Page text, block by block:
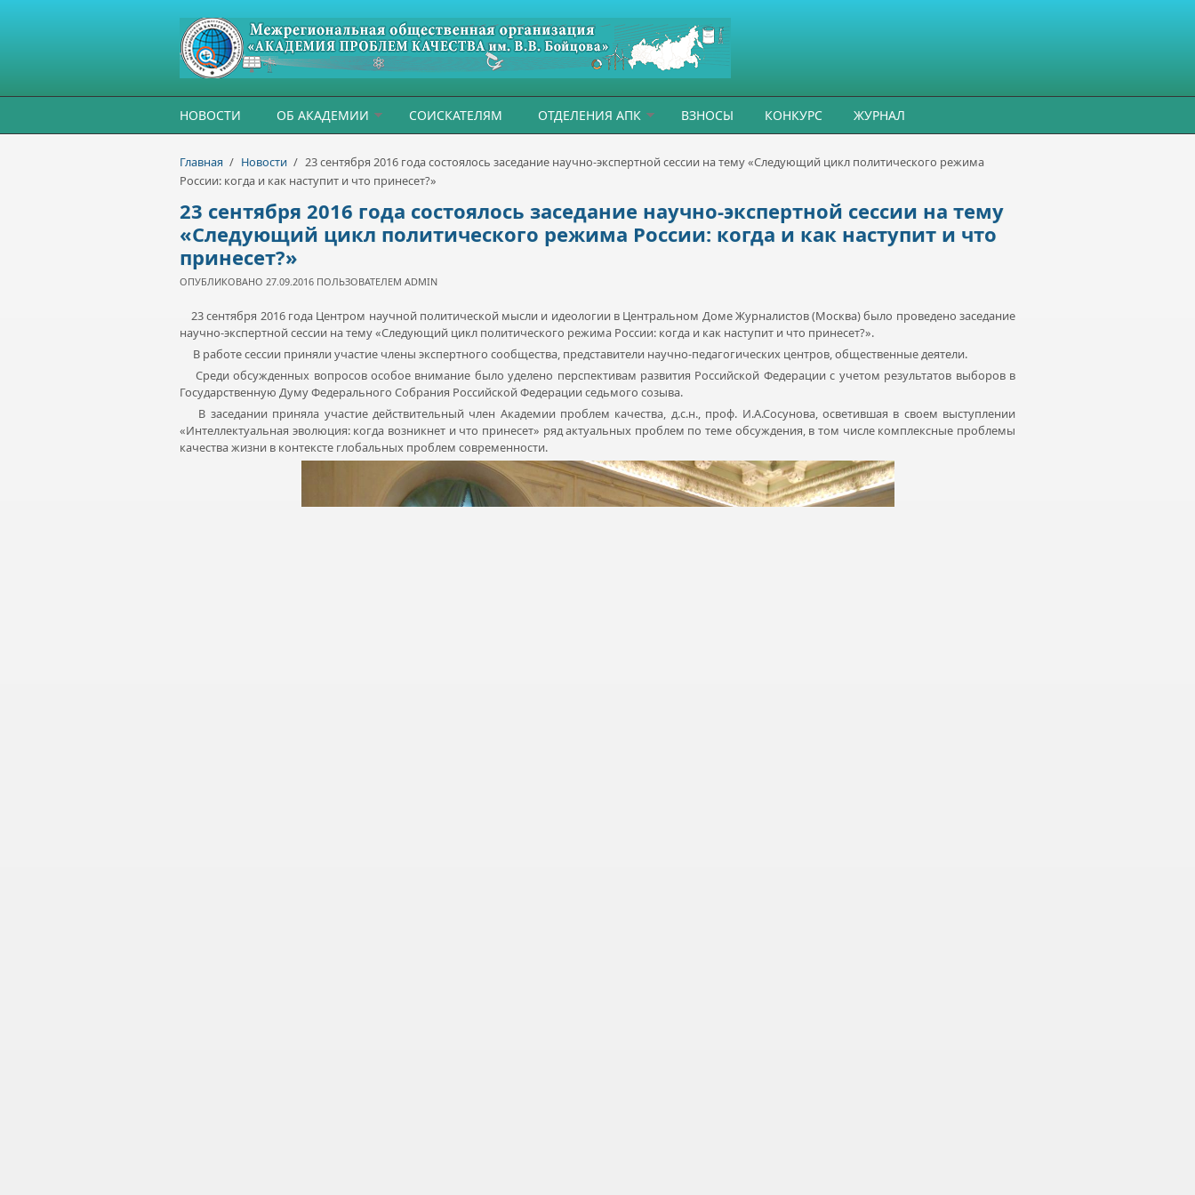
НОВОСТИ ОБ АКАДЕМИИ СОИСКАТЕЛЯМ ОТДЕЛЕНИЯ АПК ВЗНОСЫ КОНКУРС ЖУРНАЛ
Главная / Новости / 23 сентября 2016 года состоялось заседание научно-экспертной сессии на тему «Следующий цикл политического режима
России: когда и как наступит и что принесет?»
23 сентября 2016 года состоялось заседание научно-экспертной сессии на тему
«Следующий цикл политического режима России: когда и как наступит и что
принесет?»
ОПУБЛИКОВАНО 27.09.2016 ПОЛЬЗОВАТЕЛЕМ ADMIN
23 сентября 2016 года Центром научной политической мысли и идеологии в Центральном Доме Журналистов (Москва) было проведено заседание
научно-экспертной сессии на тему «Следующий цикл политического режима России: когда и как наступит и что принесет?».
В работе сессии приняли участие члены экспертного сообщества, представители научно-педагогических центров, общественные деятели.
Среди обсужденных вопросов особое внимание было уделено перспективам развития Российской Федерации с учетом результатов выборов в
Государственную Думу Федерального Собрания Российской Федерации седьмого созыва.
В заседании приняла участие действительный член Академии проблем качества, д.с.н., проф. И.А.Сосунова, осветившая в своем выступлении
«Интеллектуальная эволюция: когда возникнет и что принесет» ряд актуальных проблем по теме обсуждения, в том числе комплексные проблемы
качества жизни в контексте глобальных проблем современности.